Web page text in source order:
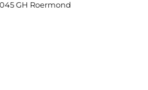
GH Roermond